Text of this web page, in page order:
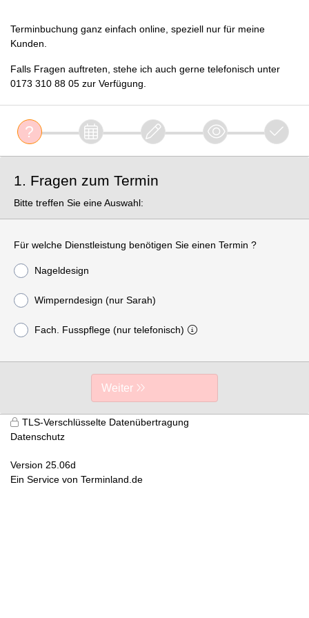
Terminbuchung ganz einfach online, speziell nur für meine
Kunden.
Falls Fragen auftreten, stehe ich auch gerne telefonisch unter
0173 310 88 05 zur Verfügung.
1. Fragen zum Termin
Bitte treffen Sie eine Auswahl:
Für welche Dienstleistung benötigen Sie einen Termin ?
Nageldesign
Wimperndesign (nur Sarah)
Fach. Fusspflege (nur telefonisch)
Weiter
TLS-Verschlüsselte Datenübertragung
Datenschutz
Version 25.06d
Ein Service von Terminland.de